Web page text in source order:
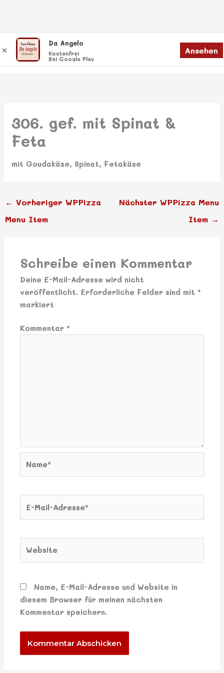
Inhalt
springen
Menü
Menü
306. gef. mit Spinat &
Feta
mit Goudakäse, Spinat, Fetakäse
← Vorheriger WPPizza
Menu Item
Nächster WPPizza Menu
Item →
Schreibe einen Kommentar
Deine E-Mail-Adresse wird nicht
veröffentlicht. Erforderliche Felder sind mit*
markiert
Kommentar*
Mail-
Website
Name, E-Mail-Adresse und Website in
diesem Browser für meinen nächsten
Kommentar speichern.
✕
Da Angelo
Kostenfrei
Bei Google Play
Ansehen